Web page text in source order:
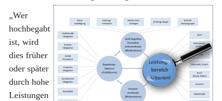
„Wer
hochbegabt
ist, wird
dies früher
oder später
durch hohe
Leistungen